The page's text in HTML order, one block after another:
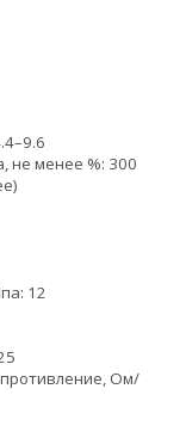
не менее %: 300
12
Ом/